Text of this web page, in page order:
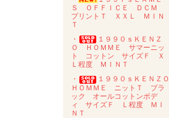
Ｓ ＯＦＦＩＣＥ ＤＣＭ
プリントＴ ＸＸＬ ＭＩＮ
Ｔ
・
１９９０ｓＫＥＮＺ
Ｏ ＨＯＭＭＥ サマーニッ
ト コットン サイズＦ Ｘ
Ｌ程度 ＭＩＮＴ
・
１９９０ｓＫＥＮＺＯ
ＨＯＭＭＥ ニットＴ ブラ
ック オールコットンボデ
ィ サイズＦ Ｌ程度 ＭＩ
ＮＴ